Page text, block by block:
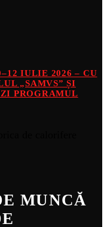
IULIE 2026 – CU
„SAMVS” ȘI
PROGRAMUL
MUNCĂ